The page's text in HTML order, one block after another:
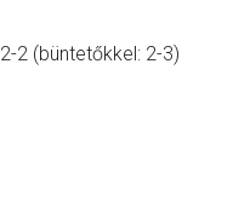
2 (büntetőkkel: 2-3)